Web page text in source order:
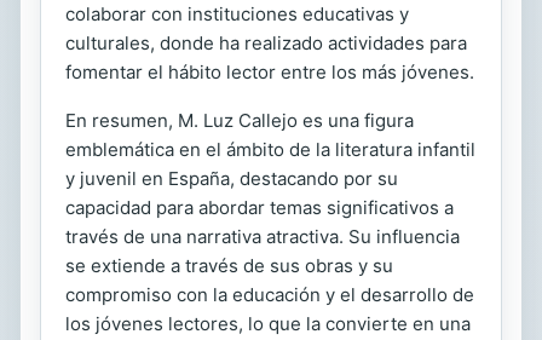
colaborar con instituciones educativas y
culturales, donde ha realizado actividades para
fomentar el hábito lector entre los más jóvenes.
En resumen, M. Luz Callejo es una figura
emblemática en el ámbito de la literatura infantil
y juvenil en España, destacando por su
capacidad para abordar temas significativos a
través de una narrativa atractiva. Su influencia
se extiende a través de sus obras y su
compromiso con la educación y el desarrollo de
los jóvenes lectores, lo que la convierte en una